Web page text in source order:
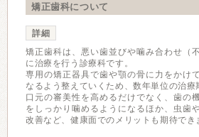
矯正歯科について
詳細
矯正歯科は、悪い歯並びや噛み合わせ（
に治療を行う診療科です。
専用の矯正器具で歯や顎の骨に力をかけ
なるよう整えていくため、数年単位の治療
口元の審美性を高めるだけでなく、歯の
をしっかり噛めるようになるほか、虫歯
改善など、健康面でのメリットも期待でき